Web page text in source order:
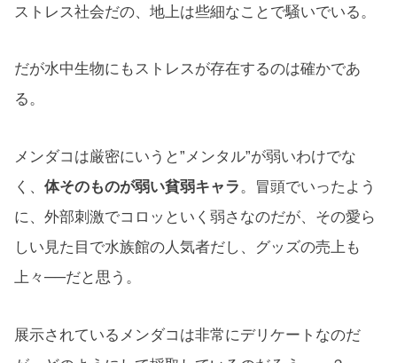
ストレス社会だの、地上は些細なことで騒いでいる。
だが水中生物にもストレスが存在するのは確かであ
る。
メンダコは厳密にいうと”メンタル”が弱いわけでな
く、 体そのものが弱い貧弱キャラ。冒頭でいったよう
に、外部刺激でコロッといく弱さなのだが、その愛ら
しい見た目で水族館の人気者だし、グッズの売上も
上々──だと思う。
展示されているメンダコは非常にデリケートなのだ